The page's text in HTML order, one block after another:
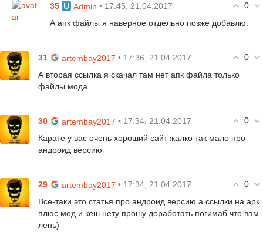
0
35 Admin • 17:45, 21.04.2017
А апк файлы я наверное отдельно позже добавлю.
0
31 artembay2017 • 17:36, 21.04.2017
А вторая ссылка я скачал там нет апк файла только
файлы мода
0
30 artembay2017 • 17:34, 21.04.2017
Карате у вас очень хороший сайт жалко так мало про
андроид версию
0
29 artembay2017 • 17:34, 21.04.2017
Все-таки это статья про андроид версию а ссылки на apк
плюс мод и кеш нету прошу доработать погимаб что вам
лень)